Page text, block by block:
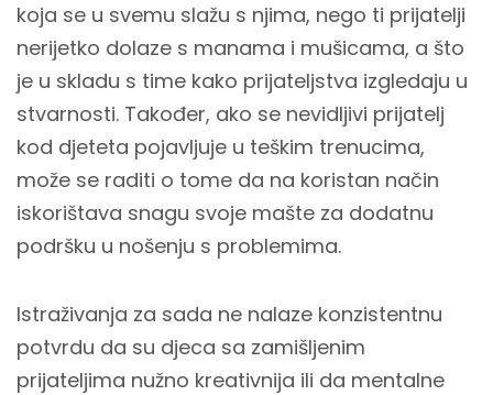
koja se u svemu slažu s njima, nego ti prijatelji
nerijetko dolaze s manama i mušicama, a što
je u skladu s time kako prijateljstva izgledaju u
stvarnosti. Također, ako se nevidljivi prijatelj
kod djeteta pojavljuje u teškim trenucima,
može se raditi o tome da na koristan način
iskorištava snagu svoje mašte za dodatnu
podršku u nošenju s problemima.
Istraživanja za sada ne nalaze konzistentnu
potvrdu da su djeca sa zamišljenim
prijateljima nužno kreativnija ili da mentalne